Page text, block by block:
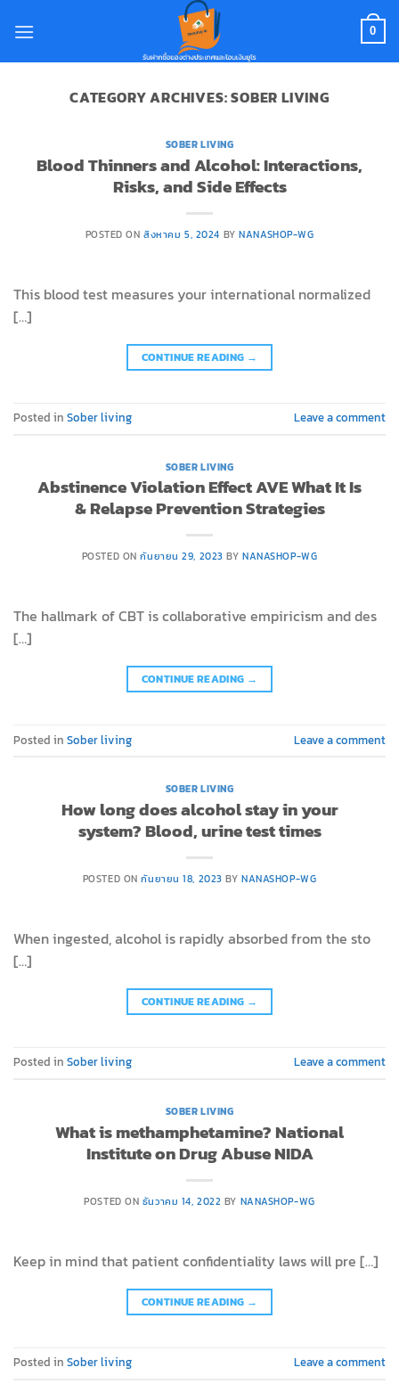
0
CATEGORY ARCHIVES:SOBER LIVING
SOBER LIVING
Blood Thinners and Alcohol: Interactions,
Risks, and Side Effects
POSTED ONสิงหาคม 5, 2024 BYNANASHOP-WG
This blood test measures your international normalized
[…]
CONTINUE READING →
Posted in Sober living Leave a comment
SOBER LIVING
Abstinence Violation Effect AVE What It Is
& Relapse Prevention Strategies
POSTED ONกันยายน 29, 2023 BYNANASHOP-WG
The hallmark of CBT is collaborative empiricism and des
[…]
CONTINUE READING →
Posted in Sober living Leave a comment
SOBER LIVING
How long does alcohol stay in your
system? Blood, urine test times
POSTED ONกันยายน 18, 2023 BYNANASHOP-WG
When ingested, alcohol is rapidly absorbed from the sto
[…]
CONTINUE READING →
Posted in Sober living Leave a comment
SOBER LIVING
What is methamphetamine? National
Institute on Drug Abuse NIDA
POSTED ON ธันวาคม 14, 2022 BY NANASHOP-WG
Keep in mind that patient confidentiality laws will pre […]
CONTINUE READING →
Posted in Sober living Leave a comment